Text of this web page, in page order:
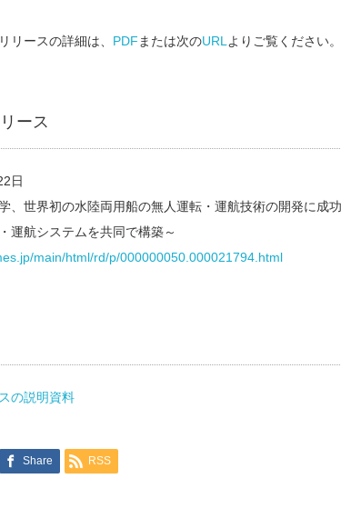
リースの詳細は、 PDF または次のURL よりご覧ください。
ース
日
、世界初の水陸両用船の無人運転・運航技術の開発に
運航システムを共同で構築～
main/html/rd/p/000000050.000021794.html
の説明資料
Share RSS